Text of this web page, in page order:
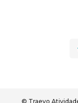
© Traevo